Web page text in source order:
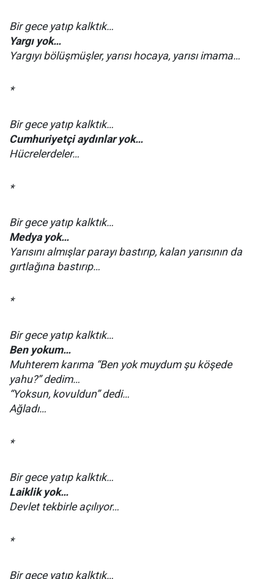
Bir gece yatıp kalktık…
Yargı yok…
Yargıyı bölüşmüşler, yarısı hocaya, yarısı imama…
*
Bir gece yatıp kalktık…
Cumhuriyetçi aydınlar yok…
Hücrelerdeler…
*
Bir gece yatıp kalktık…
Medya yok…
Yarısını almışlar parayı bastırıp, kalan yarısının da
gırtlağına bastırıp…
*
Bir gece yatıp kalktık…
Ben yokum…
Muhterem karıma “Ben yok muydum şu köşede
yahu?” dedim…
“Yoksun, kovuldun” dedi…
Ağladı…
*
Bir gece yatıp kalktık…
Laiklik yok…
Devlet tekbirle açılıyor…
*
Bir gece yatıp kalktık…